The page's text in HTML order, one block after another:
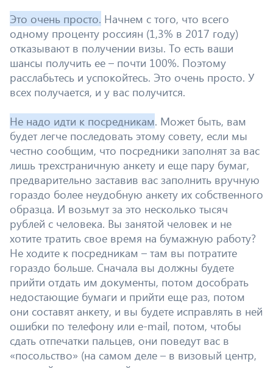
Это очень просто. Начнем с того, что всего
одному проценту россиян (1,3% в 2017 году)
отказывают в получении визы. То есть ваши
шансы получить ее – почти 100%. Поэтому
расслабьтесь и успокойтесь. Это очень просто. У
всех получается, и у вас получится.
Не надо идти к посредникам. Может быть, вам
будет легче последовать этому совету, если мы
честно сообщим, что посредники заполнят за вас
лишь трехстраничную анкету и еще пару бумаг,
предварительно заставив вас заполнить вручную
гораздо более неудобную анкету их собственного
образца. И возьмут за это несколько тысяч
рублей с человека. Вы занятой человек и не
хотите тратить свое время на бумажную работу?
Не ходите к посредникам – там вы потратите
гораздо больше. Сначала вы должны будете
прийти отдать им документы, потом дособрать
недостающие бумаги и прийти еще раз, потом
они составят анкету, и вы будете исправлять в ней
ошибки по телефону или e-mail, потом, чтобы
сдать отпечатки пальцев, они поведут вас в
«посольство» (на самом деле – в визовый центр,